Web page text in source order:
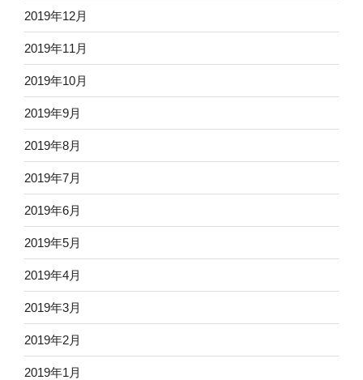
2019年12月
2019年11月
2019年10月
2019年9月
2019年8月
2019年7月
2019年6月
2019年5月
2019年4月
2019年3月
2019年2月
2019年1月